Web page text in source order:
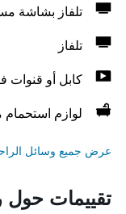
تلفاز بشاشة
تلفاز
كابل أو قنوات
لوازم استحمام
عرض جميع وسائل الراحة
تقييمات حول